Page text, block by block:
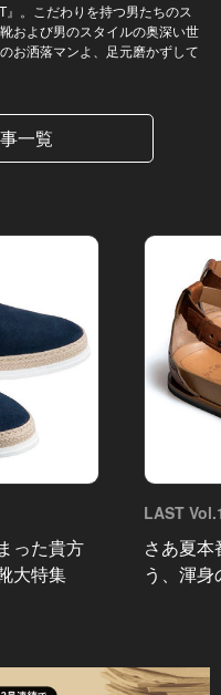
。こだわりを持つ男たちのス
および男のスタイルの奥深い世
お洒落マンよ、足元磨かずして
一覧
った貴方
大特集
LAST
さあ夏
う、渾